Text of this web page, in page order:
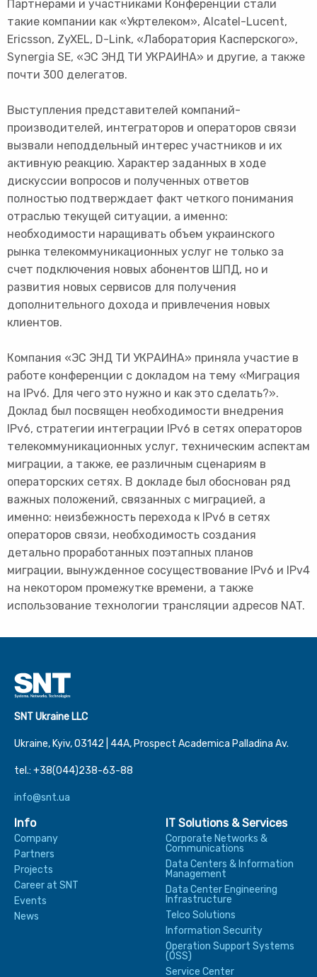
Партнерами и участниками Конференции стали
такие компании как «Укртелеком», Alcatel-Lucent,
Ericsson, ZyXEL, D-Link, «Лаборатория Касперского»,
Synergia SE, «ЭС ЭНД ТИ УКРАИНА» и другие, а также
почти 300 делегатов.
Выступления представителей компаний-
производителей, интеграторов и операторов связи
вызвали неподдельный интерес участников и их
активную реакцию. Характер заданных в ходе
дискуссии вопросов и полученных ответов
полностью подтверждает факт четкого понимания
отраслью текущей ситуации, а именно:
необходимости наращивать объем украинского
рынка телекоммуникационных услуг не только за
счет подключения новых абонентов ШПД, но и
развития новых сервисов для получения
дополнительного дохода и привлечения новых
клиентов.
Компания «ЭС ЭНД ТИ УКРАИНА» приняла участие в
работе конференции с докладом на тему «Миграция
на IPv6. Для чего это нужно и как это сделать?».
Доклад был посвящен необходимости внедрения
IPv6, стратегии интеграции IPv6 в сетях операторов
телекоммуникационных услуг, техническим аспектам
миграции, а также, ее различным сценариям в
операторских сетях. В докладе был обоснован ряд
важных положений, связанных с миграцией, а
именно: неизбежность перехода к IPv6 в сетях
операторов связи, необходимость создания
детально проработанных поэтапных планов
миграции, вынужденное сосуществование IPv6 и IPv4
на некотором промежутке времени, а также
использование технологии трансляции адресов NAT.
SNT Ukraine LLC
Ukraine, Kyiv, 03142 | 44А, Prospect Academica Palladina Av.
tel.: +38(044)238-63-88
info@snt.ua
Info
Company
Partners
Projects
Career at SNT
Events
News
IT Solutions & Services
Corporate Networks &
Communications
Data Centers & Information
Management
Data Center Engineering
Infrastructure
Telco Solutions
Information Security
Operation Support Systems
(OSS)
Service Center